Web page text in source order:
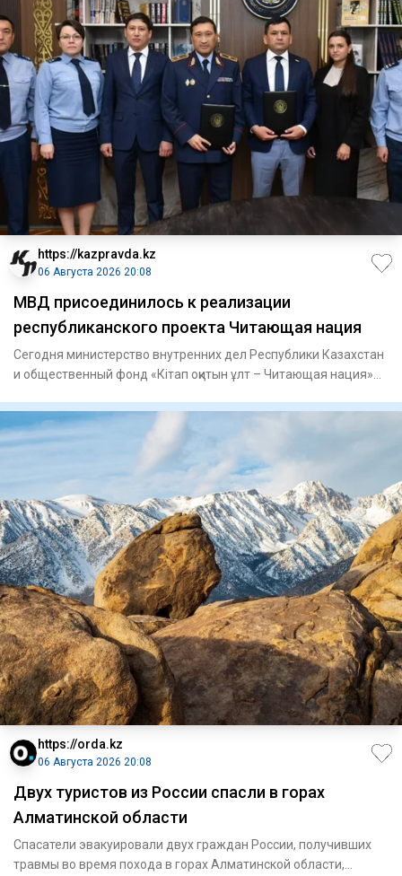
https://kazpravda.kz
06 Августа 2026 20:08
МВД присоединилось к реализации
республиканского проекта Читающая нация
Сегодня министерство внутренних дел Республики Казахстан
и общественный фонд «Кітап оқитын ұлт – Читающая нация»
https://orda.kz
06 Августа 2026 20:08
Двух туристов из России спасли в горах
Алматинской области
Спасатели эвакуировали двух граждан России, получивших
травмы во время похода в горах Алматинской области,